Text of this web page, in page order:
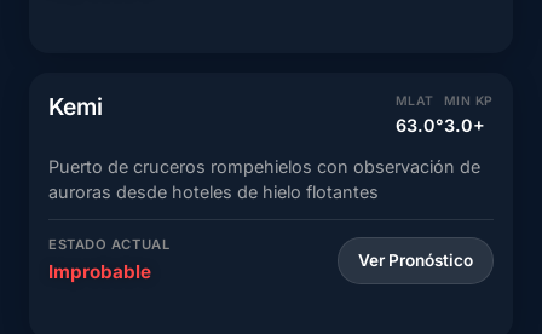
Kemi MLAT
63.0°
MIN KP
3.0+
Puerto de cruceros rompehielos con observación de
auroras desde hoteles de hielo flotantes
ESTADO ACTUAL
Improbable Ver Pronóstico